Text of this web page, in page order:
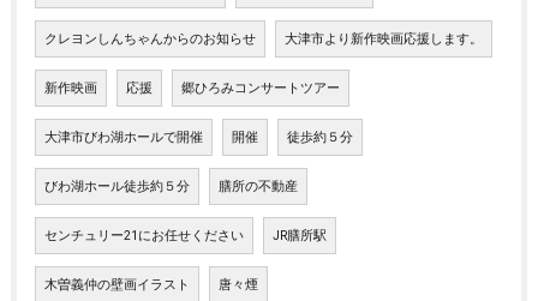
クレヨンしんちゃんからのお知らせ 大津市より新作映画応援します。
新作映画 応援 郷ひろみコンサートツアー
大津市びわ湖ホールで開催 開催 徒歩約５分
びわ湖ホール徒歩約５分 膳所の不動産
センチュリー21にお任せください JR膳所駅
木曽義仲の壁画イラスト 唐々煙